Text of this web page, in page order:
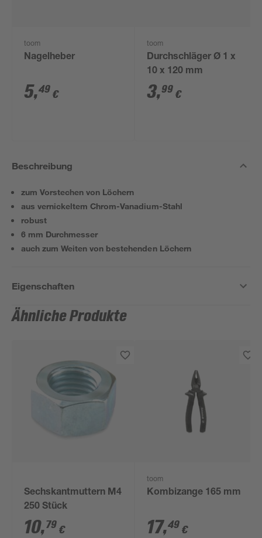
toom
Nagelheber
5,49 €
toom
Durchschläger Ø 1 x
10 x 120 mm
3,99 €
Beschreibung
zum Vorstechen von Löchern
aus vernickeltem Chrom-Vanadium-Stahl
robust
6 mm Durchmesser
auch zum Weiten von bestehenden Löchern
Eigenschaften
Ähnliche Produkte
Sechskantmuttern M4
250 Stück
10,79 €
toom
Kombizange 165 mm
17,49 €